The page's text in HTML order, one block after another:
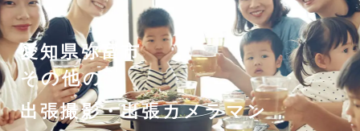
愛知県弥富市
その他の
出張撮影・出張カメラマン